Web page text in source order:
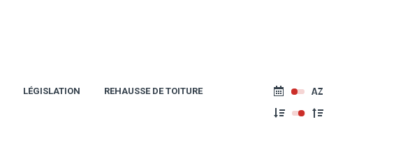
LÉGISLATION REHAUSSE DE TOITURE